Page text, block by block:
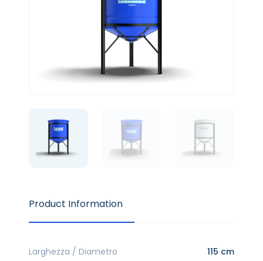
Product Information
Larghezza / Diametro 115 cm